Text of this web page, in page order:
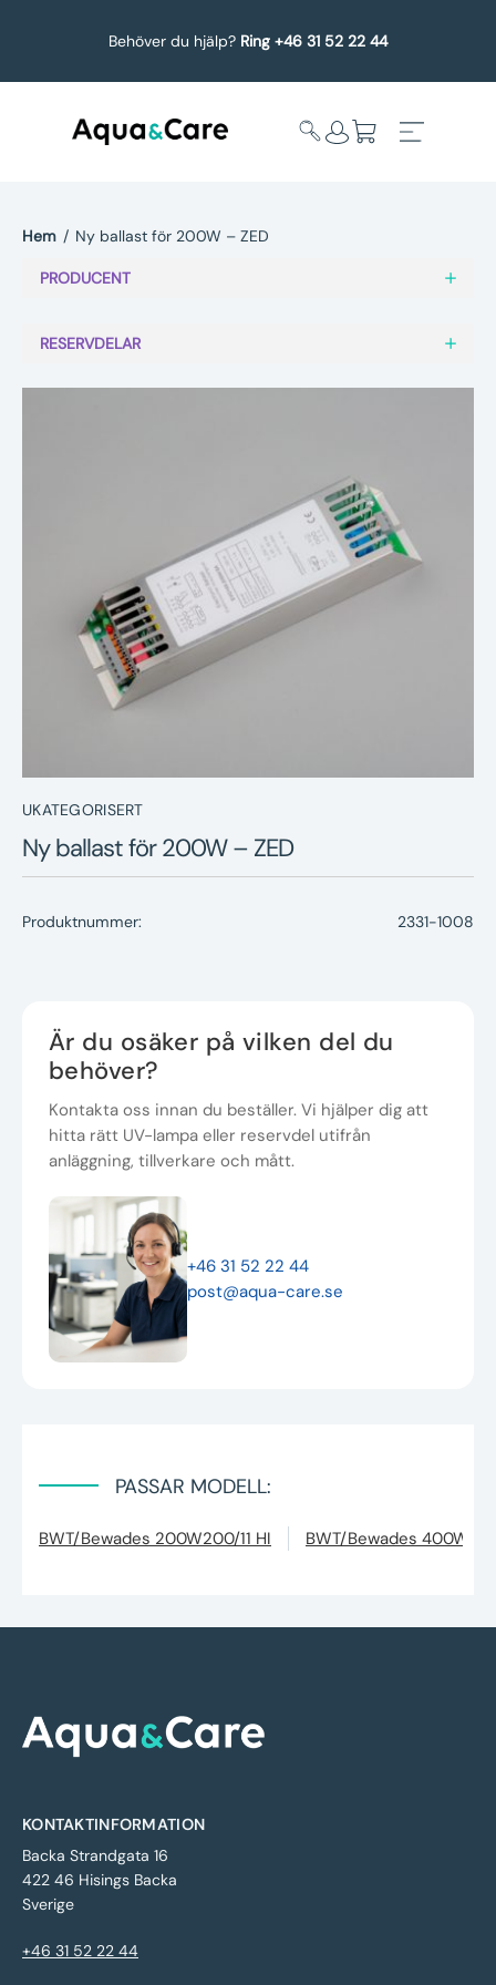
Behöver du hjälp? Ring +46 31 52 22 44
undermeny
Service
Nyheter
Underhållstips
Kontakt
Hem / Ny ballast för 200W – ZED
PRODUCENT
RESERVDELAR
UKATEGORISERT
Ny ballast för 200W – ZED
Produktnummer: 2331-1008
Är du osäker på vilken del du
behöver?
Kontakta oss innan du beställer. Vi hjälper dig att
hitta rätt UV-lampa eller reservdel utifrån
anläggning, tillverkare och mått.
+46 31 52 22 44
post@aqua-care.se
PASSAR MODELL:
BWT/Bewades 200W200/11 HI BWT/Bewades
KONTAKTINFORMATION
Backa Strandgata 16
422 46 Hisings Backa
Sverige
+46 31 52 22 44